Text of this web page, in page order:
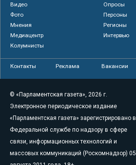
Видео
Опросы
Фото
Персоны
Мнения
Регионы
Медиацентр
Интервью
Колумнисты
Контакты Реклама Вакансии
© «Парламентская газета», 2026 г.
Электронное периодическое издание
«Парламентская газета» зарегистрировано в
Федеральной службе по надзору в сфере
связи, информационных технологий и
массовых коммуникаций (Роскомнадзор) 05